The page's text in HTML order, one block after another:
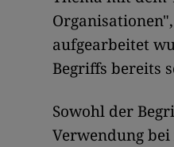
aufgearbeitet
Begriffs bereits
Sowohl der
Verwendung